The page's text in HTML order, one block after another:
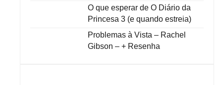
O que esperar de O Diário da
Princesa 3 (e quando estreia)
Problemas à Vista – Rachel
Gibson – + Resenha